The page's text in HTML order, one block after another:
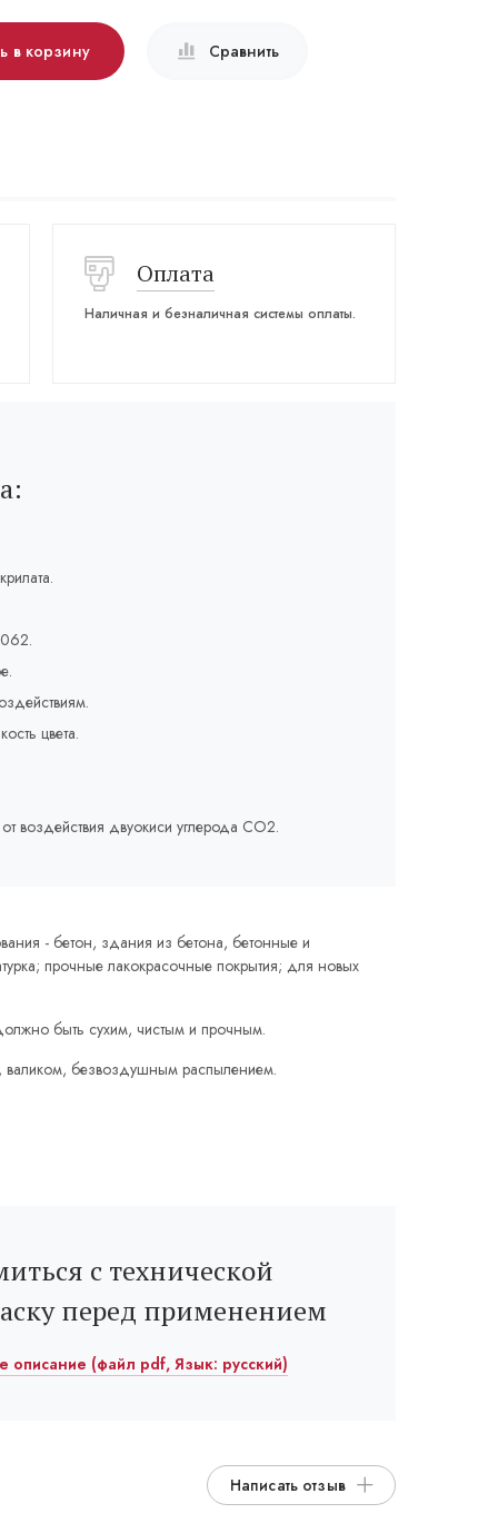
в корзину Сравнить
Оплата
Наличная и безналичная системы оплаты.
цвета.
воздействия двуокиси углерода СО2.
- бетон, здания из бетона, бетонные и
прочные лакокрасочные покрытия; для новых
быть сухим, чистым и прочным.
валиком, безвоздушным распылением.
с технической
перед применением
описание (файл pdf, Язык: русский)
Написать отзыв